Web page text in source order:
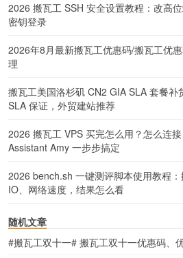
2026 搬瓦工 SSH 安全设置教程：改高
密钥登录
2026年8月最新搬瓦工优惠码/搬瓦工优
理
搬瓦工美国洛杉矶 CN2 GIA SLA 套餐
SLA 保证，外贸建站推荐
2026 搬瓦工 VPS 买完怎么用？怎么连
Assistant Amy 一步步搞定
2026 bench.sh 一键测评脚本使用教程
IO、网络速度，结果怎么看
随机文章
#搬瓦工双十一# 搬瓦工双十一优惠码、